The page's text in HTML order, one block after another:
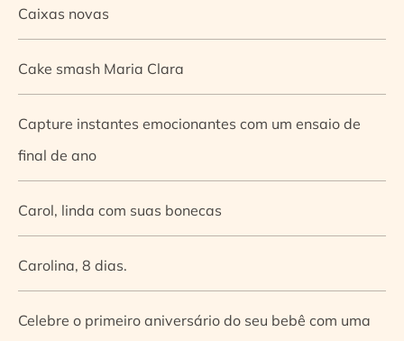
Caixas novas
Cake smash Maria Clara
Capture instantes emocionantes com um ensaio de
final de ano
Carol, linda com suas bonecas
Carolina, 8 dias.
Celebre o primeiro aniversário do seu bebê com uma